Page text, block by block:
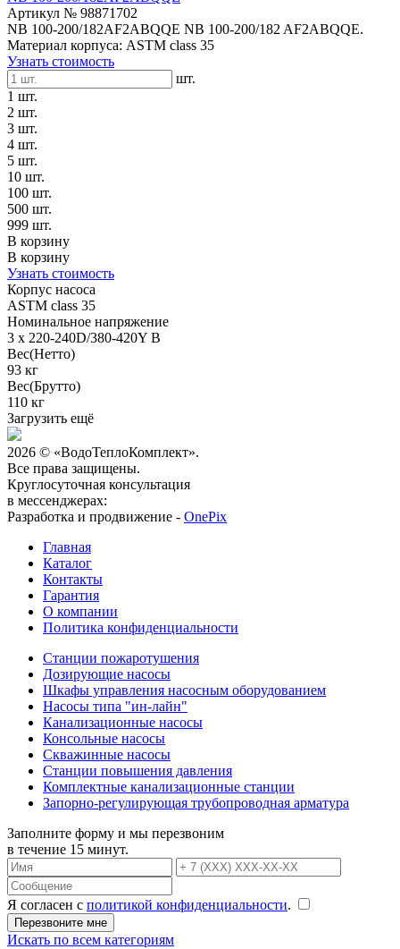
Артикул № 98871702
NB 100-200/182AF2ABQQE NB 100-200/182 AF2ABQQE.
Материал корпуса: ASTM class 35
Узнать стоимость
шт.
1 шт.
2 шт.
3 шт.
4 шт.
5 шт.
10 шт.
100 шт.
500 шт.
999 шт.
В корзину
В корзину
Узнать стоимость
Корпус насоса
ASTM class 35
Номинальное напряжение
3 x 220-240D/380-420Y В
Вес(Нетто)
93 кг
Вес(Брутто)
110 кг
Загрузить ещё
2026 © «ВодоТеплоКомплект».
Все права защищены.
Круглосуточная консультация
в мессенджерах:
Разработка и продвижение - OnePix
Главная
Каталог
Контакты
Гарантия
О компании
Политика конфиденциальности
Станции пожаротушения
Дозирующие насосы
Шкафы управления насосным оборудованием
Насосы типа "ин-лайн"
Канализационные насосы
Консольные насосы
Скважинные насосы
Станции повышения давления
Комплектные канализационные станции
Запорно-регулирующая трубопроводная арматура
Заполните форму и мы перезвоним
в течение 15 минут.
Я согласен с политикой конфиденциальности.
Искать по всем категориям